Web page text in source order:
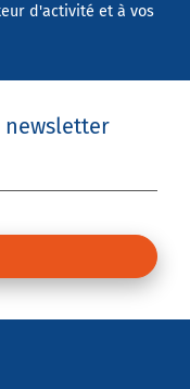
d'activité et à vos
newsletter